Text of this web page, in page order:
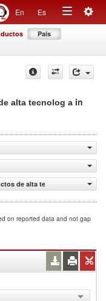
En Es
Toggle
País
alta tecnolog a in
de alta tecnolog a (US$ a
on reported data and not gap